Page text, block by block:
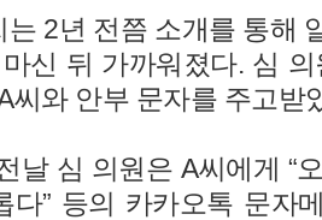
는 2년 전쯤 소개를 통해
신 뒤 가까워졌다. 심
씨와 안부 문자를 주고받
날 심 의원은 A씨에게 “
다” 등의 카카오톡 문자